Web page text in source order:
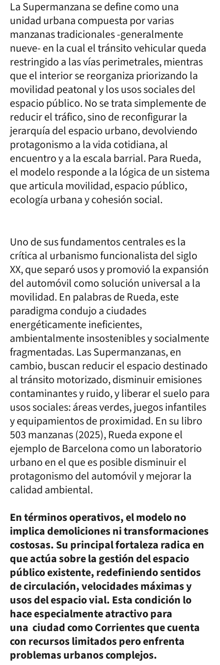
La Supermanzana se define como una
unidad urbana compuesta por varias
manzanas tradicionales -generalmente
nueve- en la cual el tránsito vehicular queda
restringido a las vías perimetrales, mientras
que el interior se reorganiza priorizando la
movilidad peatonal y los usos sociales del
espacio público. No se trata simplemente de
reducir el tráfico, sino de reconfigurar la
jerarquía del espacio urbano, devolviendo
protagonismo a la vida cotidiana, al
encuentro y a la escala barrial. Para Rueda,
el modelo responde a la lógica de un sistema
que articula movilidad, espacio público,
ecología urbana y cohesión social.
Uno de sus fundamentos centrales es la
crítica al urbanismo funcionalista del siglo
XX, que separó usos y promovió la expansión
del automóvil como solución universal a la
movilidad. En palabras de Rueda, este
paradigma condujo a ciudades
energéticamente ineficientes,
ambientalmente insostenibles y socialmente
fragmentadas. Las Supermanzanas, en
cambio, buscan reducir el espacio destinado
al tránsito motorizado, disminuir emisiones
contaminantes y ruido, y liberar el suelo para
usos sociales: áreas verdes, juegos infantiles
y equipamientos de proximidad. En su libro
503 manzanas (2025), Rueda expone el
ejemplo de Barcelona como un laboratorio
urbano en el que es posible disminuir el
protagonismo del automóvil y mejorar la
calidad ambiental.
En términos operativos, el modelo no
implica demoliciones ni transformaciones
costosas. Su principal fortaleza radica en
que actúa sobre la gestión del espacio
público existente, redefiniendo sentidos
de circulación, velocidades máximas y
usos del espacio vial. Esta condición lo
hace especialmente atractivo para
una ciudad como Corrientes que cuenta
con recursos limitados pero enfrenta
problemas urbanos complejos.